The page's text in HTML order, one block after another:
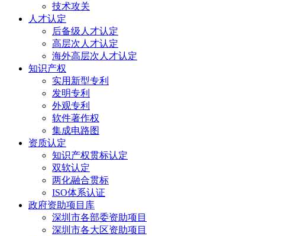
技术攻关
人才认定
后备级人才认定
高层次人才认定
海外高层次人才认定
知识产权
实用新型专利
发明专利
外观专利
软件著作权
集成电路图
资质认定
知识产权贯标认定
双软认定
两化融合贯标
ISO体系认证
政府资助项目库
深圳市各部委资助项目
深圳市各大区资助项目